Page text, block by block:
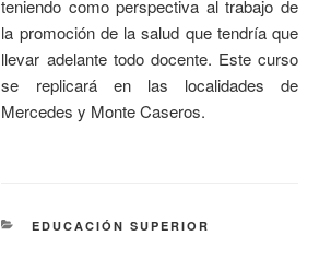
teniendo como perspectiva al trabajo de
la promoción de la salud que tendría que
llevar adelante todo docente. Este curso
se replicará en las localidades de
Mercedes y Monte Caseros.
EDUCACIÓN SUPERIOR